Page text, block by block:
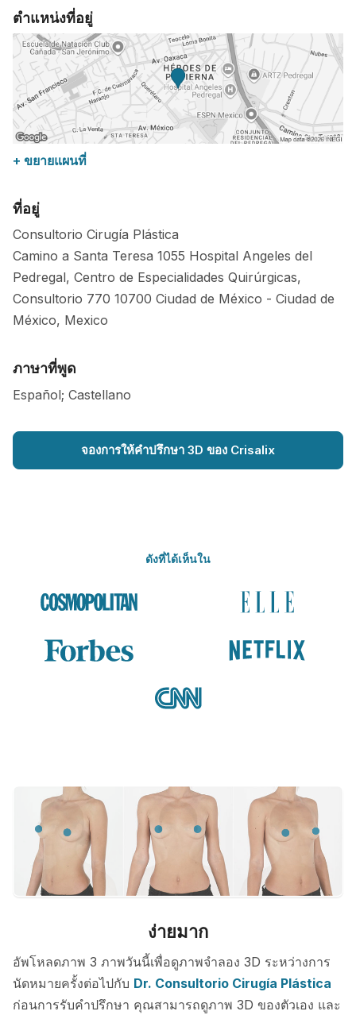
ตำแหน่งที่อยู่
+ ขยายแผนที่
ที่อยู่
Consultorio Cirugía Plástica
Camino a Santa Teresa 1055 Hospital Angeles del
Pedregal, Centro de Especialidades Quirúrgicas,
Consultorio 770 10700 Ciudad de México - Ciudad de
México, Mexico
ภาษาที่พูด
Español; Castellano
จองการให้คำปรึกษา 3D ของ Crisalix
ดังที่ได้เห็นใน
ง่ายมาก
อัพโหลดภาพ 3 ภาพวันนี้เพื่อดูภาพจำลอง 3D ระหว่างการ
นัดหมายครั้งต่อไปกับ Dr. Consultorio Cirugía Plástica
ก่อนการรับคำปรึกษา คุณสามารถดูภาพ 3D ของตัวเอง และ